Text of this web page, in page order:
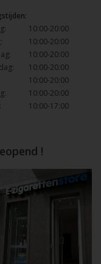
10:00-20:00
10:00-20:00
10:00-20:00
10:00-20:00
10:00-20:00
10:00-20:00
10:00-17:00
!